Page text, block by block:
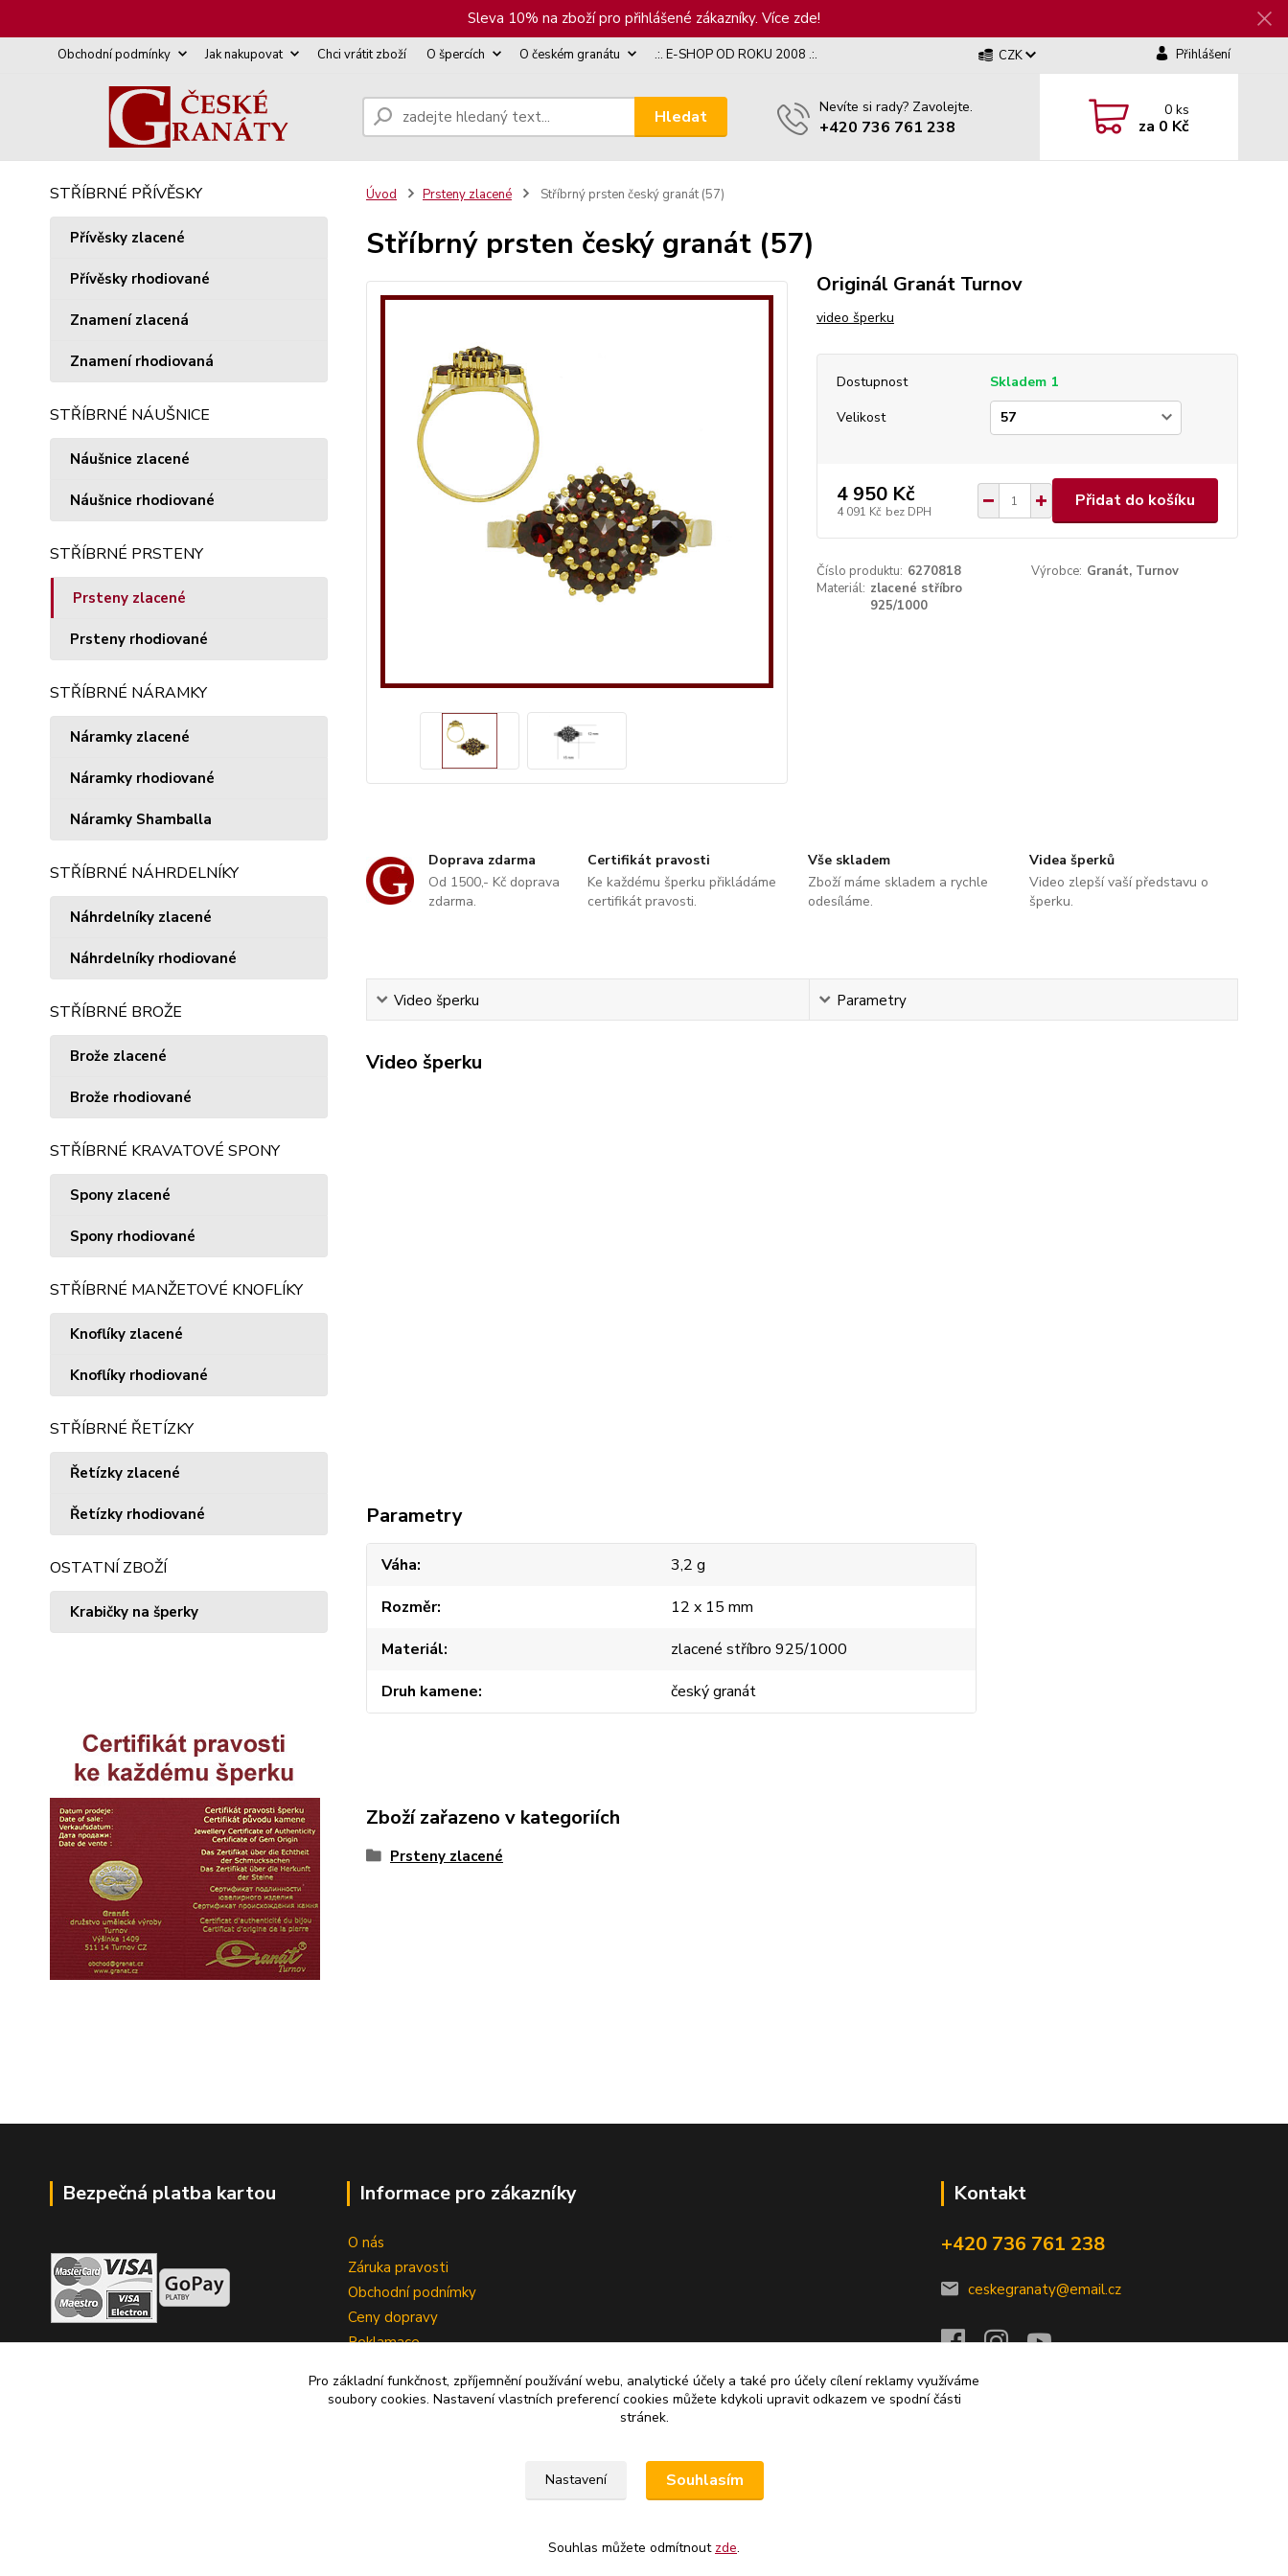
Sleva 10% na zboží pro přihlášené zákazníky. Více zde!
Obchodní podmínky Jak nakupovat Chci vrátit zboží O špercích O českém granátu .:. E-SHOP OD ROKU 2008 .:. CZK Přihlášení
Hledat Nevíte si rady? Zavolejte.
+420 736 761 238
0ks
za 0 Kč
STŘÍBRNÉ PŘÍVĚSKY
Přívěsky zlacené
Přívěsky rhodiované
Znamení zlacená
Znamení rhodiovaná
STŘÍBRNÉ NÁUŠNICE
Náušnice zlacené
Náušnice rhodiované
STŘÍBRNÉ PRSTENY
Prsteny zlacené
Prsteny rhodiované
STŘÍBRNÉ NÁRAMKY
Náramky zlacené
Náramky rhodiované
Náramky Shamballa
STŘÍBRNÉ NÁHRDELNÍKY
Náhrdelníky zlacené
Náhrdelníky rhodiované
STŘÍBRNÉ BROŽE
Brože zlacené
Brože rhodiované
STŘÍBRNÉ KRAVATOVÉ SPONY
Spony zlacené
Spony rhodiované
STŘÍBRNÉ MANŽETOVÉ KNOFLÍKY
Knoflíky zlacené
Knoflíky rhodiované
STŘÍBRNÉ ŘETÍZKY
Řetízky zlacené
Řetízky rhodiované
OSTATNÍ ZBOŽÍ
Krabičky na šperky
Úvod Prsteny zlacené Stříbrný prsten český granát (57)
Stříbrný prsten český granát (57)
Originál Granát Turnov
video šperku
Dostupnost
Skladem 1
Velikost
4 950 Kč
4 091 Kč bez DPH
Přidat do košíku
Číslo produktu: 6270818 Výrobce: Granát, Turnov
Materiál: zlacené stříbro
925/1000
Doprava zdarma
Od 1500,- Kč doprava
zdarma.
Certifikát pravosti
Ke každému šperku přikládáme
certifikát pravosti.
Vše skladem
Zboží máme skladem a rychle
odesíláme.
Videa šperků
Video zlepší vaší představu o
šperku.
Video šperku Parametry
Video šperku
Parametry
Váha
3,2 g
Rozměr
12 x 15 mm
Materiál
zlacené stříbro 925/1000
Druh kamene
český granát
Zboží zařazeno v kategoriích
Prsteny zlacené
Bezpečná platba kartou Informace pro zákazníky
O nás
Záruka pravosti
Obchodní podnímky
Ceny dopravy
Reklamace
Kontakt
+420 736 761 238
ceskegranaty@email.cz
Upravit sběr cookies.
Pro základní funkčnost, zpříjemnění používání webu, analytické účely a také pro účely cílení reklamy využíváme
soubory cookies. Nastavení vlastních preferencí cookies můžete kdykoli upravit odkazem ve spodní části
stránek.
Nastavení Souhlasím
Souhlas můžete odmítnout zde.